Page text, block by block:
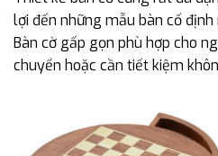
lợi đến những mẫu bàn cố
Bàn cờ gấp gọn phù hợp cho
chuyển hoặc cần tiết kiệm